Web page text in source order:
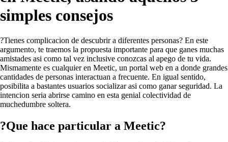
simples consejos
?Tienes complicacion de descubrir a diferentes personas? En este
argumento, te traemos la propuesta importante para que ganes muchas
amistades asi­ como tal vez inclusive conozcas al apego de tu vida.
Mismamente es cualquier en Meetic, un portal web en a donde grandes
cantidades de personas interactuan a frecuente. En igual sentido,
posibilita a bastantes usuarios socializar asi­ como ganar seguridad. La
intencion seri­a abrirse camino en esta genial colectividad de
muchedumbre soltera.
?Que hace particular a Meetic?